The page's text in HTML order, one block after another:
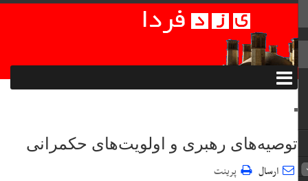
توصیه‌های رهبری و اولویت‌های حکمرانی
ارسال پرینت